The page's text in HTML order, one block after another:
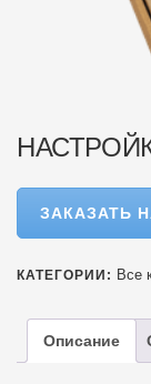
ЗАКАЗАТЬ
КАТЕГОРИИ: Все
Описание